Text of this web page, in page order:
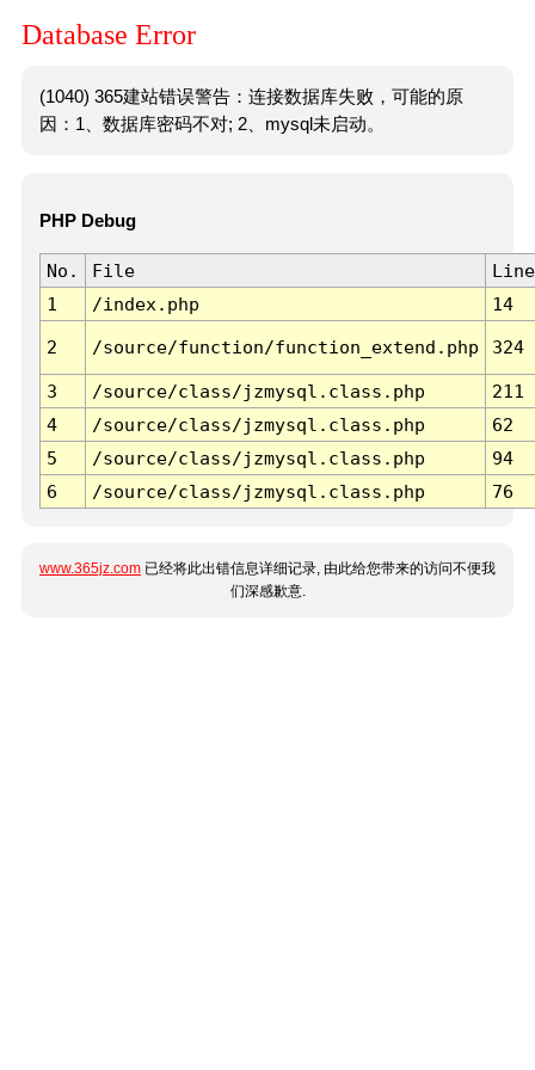
Database Error
(1040) 365建站错误警告：连接数据库失败，可能的原
因：1、数据库密码不对; 2、mysql未启动。
PHP Debug
No. File
Line
1
/index.php 14
2 /source/function/function_extend.php 324
3 /source/class/jzmysql.class.php
211
4
/source/class/jzmysql.class.php
62
5
/source/class/jzmysql.class.php
94
6
/source/class/jzmysql.class.php 76
www.365jz.com 已经将此出错信息详细记录, 由此给您带来的访问不便我
们深感歉意.